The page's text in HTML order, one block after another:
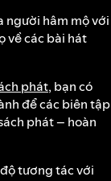
người hâm mộ với
về các bài hát
phát, bạn có
để các biên tập
phát – hoàn
tương tác với